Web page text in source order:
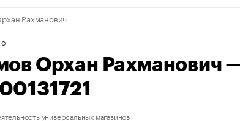
Рахманович
Орхан Рахманович
универсальных магазинов